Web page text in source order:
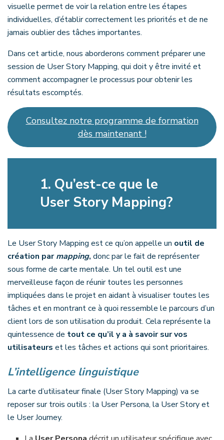
visuelle permet de voir la relation entre les étapes
individuelles, d’établir correctement les priorités et de ne
jamais oublier des tâches importantes.
Dans cet article, nous aborderons comment préparer une
session de User Story Mapping, qui doit y être invité et
comment accompagner le processus pour obtenir les
résultats escomptés.
Consultez notre programme de formation
dès maintenant !
1. Qu’est-ce que le
User Story Mapping?
Le User Story Mapping est ce qu’on appelle un outil de
création parmapping, donc par le fait de représenter
sous forme de carte mentale. Un tel outil est une
merveilleuse façon de réunir toutes les personnes
impliquées dans le projet en aidant à visualiser toutes les
tâches et en montrant ce à quoi ressemble le parcours d’un
client lors de son utilisation du produit. Cela représente la
quintessence de tout ce qu’il y a à savoir sur vos
utilisateurs et les tâches et actions qui sont prioritaires.
L’intelligence linguistique
La carte d’utilisateur finale (User Story Mapping) va se
reposer sur trois outils : la User Persona, la User Story et
le User Journey.